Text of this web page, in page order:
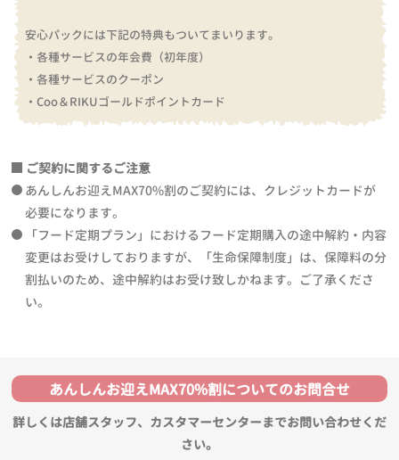
安心パックには下記の特典もついてまいります。
・各種サービスの年会費（初年度）
・各種サービスのクーポン
・Coo＆RIKUゴールドポイントカード
ご契約に関するご注意
あんしんお迎えMAX70%割のご契約には、クレジットカードが
必要になります。
「フード定期プラン」におけるフード定期購入の途中解約・内容
変更はお受けしておりますが、「生命保障制度」は、保障料の分
割払いのため、途中解約はお受け致しかねます。ご了承くださ
い。
あんしんお迎えMAX70%割についてのお問合せ
詳しくは店舗スタッフ、カスタマーセンターまでお問い合わせくだ
さい。